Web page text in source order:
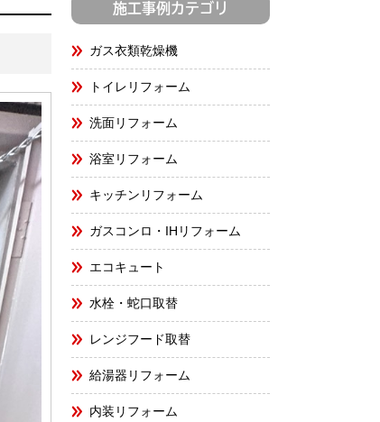
施工事例カテゴリ
ガス衣類乾燥機
トイレリフォーム
洗面リフォーム
浴室リフォーム
キッチンリフォーム
ガスコンロ・IHリフォーム
エコキュート
水栓・蛇口取替
レンジフード取替
給湯器リフォーム
内装リフォーム